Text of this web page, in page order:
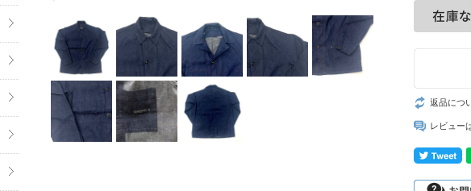
返品につ
レビュー